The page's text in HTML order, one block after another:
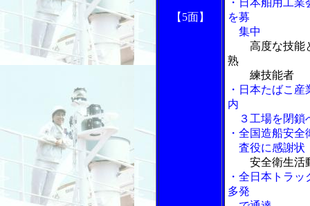
【5面】
・日本舶用工
を募
集中
高度な技能
熟
練技能者
・日本たばこ
内
３工場を閉鎖
・全国造船安
査役に感謝状
安全衛生活
・全日本トラ
多発